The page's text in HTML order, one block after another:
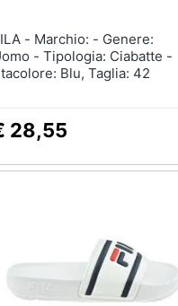
- Genere:
- Tipologia: Ciabatte -
Blu, Taglia: 42
28,55